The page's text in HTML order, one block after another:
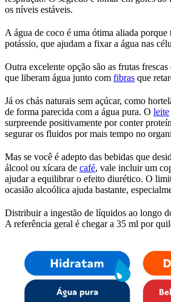
os níveis estáveis.
A água de coco é uma ótima aliada
potássio, que ajudam a fixar a água nas
Outra excelente opção são as frutas
que liberam água junto com fibras que
Já os chás naturais sem açúcar, como
de forma parecida com a água pura. O leite
surpreende positivamente por conter
segurar os fluidos por mais tempo no
Mas se você é adepto das bebidas que
álcool ou xícara de café, vale incluir um
ajudar a equilibrar o efeito diurético. O
ocasião alcoólica ajuda bastante,
Distribuir a ingestão de líquidos ao longo
A referência geral é chegar a 35 ml por